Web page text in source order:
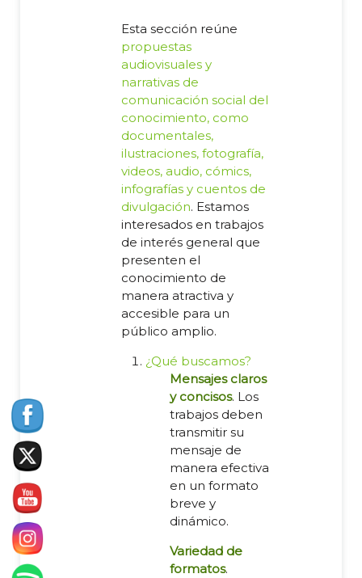
Esta sección reúne
propuestas
audiovisuales y
narrativas de
comunicación social del
conocimiento, como
documentales,
ilustraciones, fotografía,
videos, audio, cómics,
infografías y cuentos de
divulgación. Estamos
interesados en trabajos
de interés general que
presenten el
conocimiento de
manera atractiva y
accesible para un
público amplio.
¿Qué buscamos?
Mensajes claros
y concisos. Los
trabajos deben
transmitir su
mensaje de
manera efectiva
en un formato
breve y
dinámico.
Variedad de
formatos.